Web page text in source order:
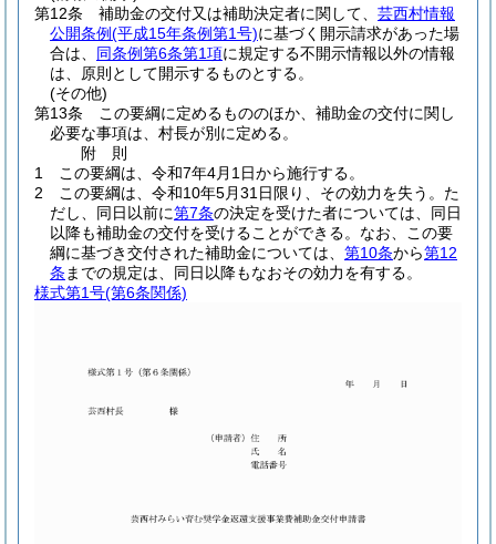
第12条
補助金の交付又は補助決定者に関して、 芸西村情報
公開条例(平成15年条例第1号)に基づく開示請求があった場
合は、 同条例第6条第1項に規定する不開示情報以外の情報
は、原則として開示するものとする。
(その他)
第13条
この要綱に定めるもののほか、補助金の交付に関し
必要な事項は、村長が別に定める。
附 則
1
この要綱は、令和7年4月1日から施行する。
2
この要綱は、令和10年5月31日限り、その効力を失う。 た
だし、同日以前に第7条の決定を受けた者については、同日
以降も補助金の交付を受けることができる。 なお、この要
綱に基づき交付された補助金については、 第10条から第12
条 までの規定は、同日以降もなおその効力を有する。
様式第1号(第6条関係)